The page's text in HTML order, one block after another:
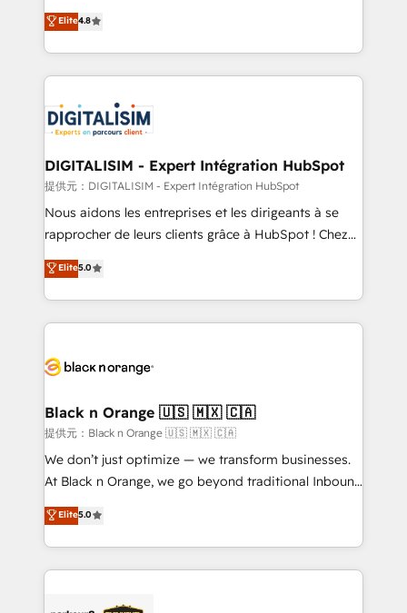
CRM, Solutions Architecture, Onboarding , Data
Migration, Custom Integration & Platform
team of 25+ experts Contact us today to help you
get more from your investment in HubSpot.
HubSpot CRM Partner offering you a roadmap on
maximizing EBITDA and achieving Commercial
Excellence. With our targeted processes, we
strengthen your digital transformation and minimize
Implementation partner, we provide expertise to
drive your business forward. Since 2015 we are fully
dedicated to HubSpot and with an experienced
team (50+), we work with reputable companies in
B2B sectors such as manufacturing, SaaS and
business services. We prepare a customized
impact of your digital transformation, including a
detailed financial rationale with a focus on ROI and
embark on a transformational journey that sets your
business up for long-term success. Unlock your
business. If not now, when?
Elite4.8
DIGITALISIM - Expert Intégration HubSpot
提供元：DIGITALISIM - Expert Intégration HubSpot
Nous aidons les entreprises et les dirigeants à se
rapprocher de leurs clients grâce à HubSpot ! Chez
DIGITALISIM, nous avons l'intime conviction que la
réussite des entreprises passe par l’innovation web,
le marketing digital, et la relation client ! C'est
pourquoi, nos experts sont à la fois capables de
référencement, votre stratégie digitale et le pilotage
projet HubSpot avec DIGITALISIM : 🧽 Nettoyage,
migration et intégration des bases de données. 🚀
Développement des interfaces avec vos logiciels
métiers ⚙️ Configuration de la plateforme HubSpot
Book Process & Guidelines utilisateurs 🎓
Formations des utilisateurs
Elite5.0
Black n Orange 🇺🇸 🇲🇽 🇨🇦
提供元：Black n Orange 🇺🇸 🇲🇽 🇨🇦
We don’t just optimize — we transform businesses.
At Black n Orange, we go beyond traditional Inbound
Marketing with our exclusive methodologies:
BOOMS and BOOST. Together, they form a powerful
combination that has driven success for over 800
businesses worldwide. As Elite HubSpot Partners, we
Elite5.0